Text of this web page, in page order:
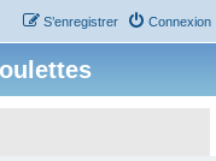
Connexion
S’enregistrer